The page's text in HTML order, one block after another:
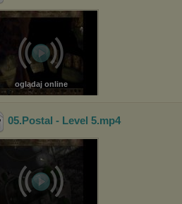
oglądaj online
05.Postal - Level 5.mp4